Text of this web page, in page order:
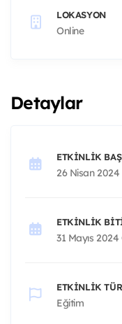
LOKASYON
Online
Detaylar
ETKINLIK
26 Nisan
ETKINLIK
31 Mayıs
ETKINLIK
Eğitim